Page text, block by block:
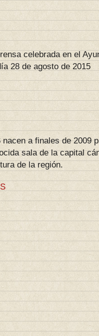
celebrada en el
28 de agosto de 2015
nacen a finales de 2009
sala de la capital
de la región.